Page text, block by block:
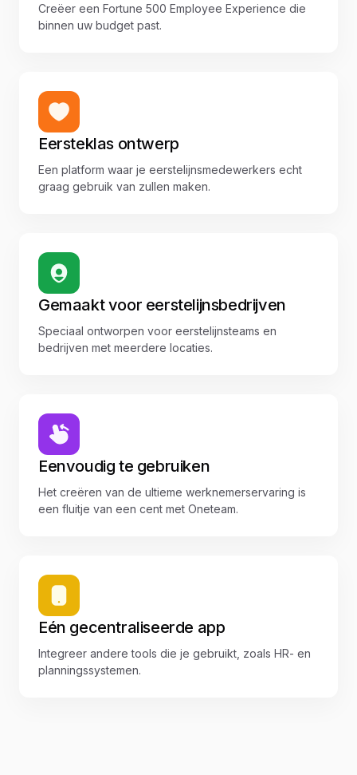
Creëer een Fortune 500 Employee Experience die
binnen uw budget past.
Eersteklas ontwerp
Een platform waar je eerstelijnsmedewerkers echt
graag gebruik van zullen maken.
Gemaakt voor eerstelijnsbedrijven
Speciaal ontworpen voor eerstelijnsteams en
bedrijven met meerdere locaties.
Eenvoudig te gebruiken
Het creëren van de ultieme werknemerservaring is
een fluitje van een cent met Oneteam.
Eén gecentraliseerde app
Integreer andere tools die je gebruikt, zoals HR- en
planningssystemen.